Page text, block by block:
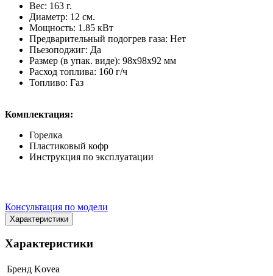
Вес: 163 г.
Диаметр: 12 см.
Мощность: 1.85 кВт
Предварительный подогрев газа: Нет
Пьезоподжиг: Да
Размер (в упак. виде): 98x98x92 мм
Расход топлива: 160 г/ч
Топливо: Газ
Комплектация:
Горелка
Пластиковый кофр
Инструкция по эксплуатации
Консультация по модели
Характеристики
Характеристики
Бренд Kovea